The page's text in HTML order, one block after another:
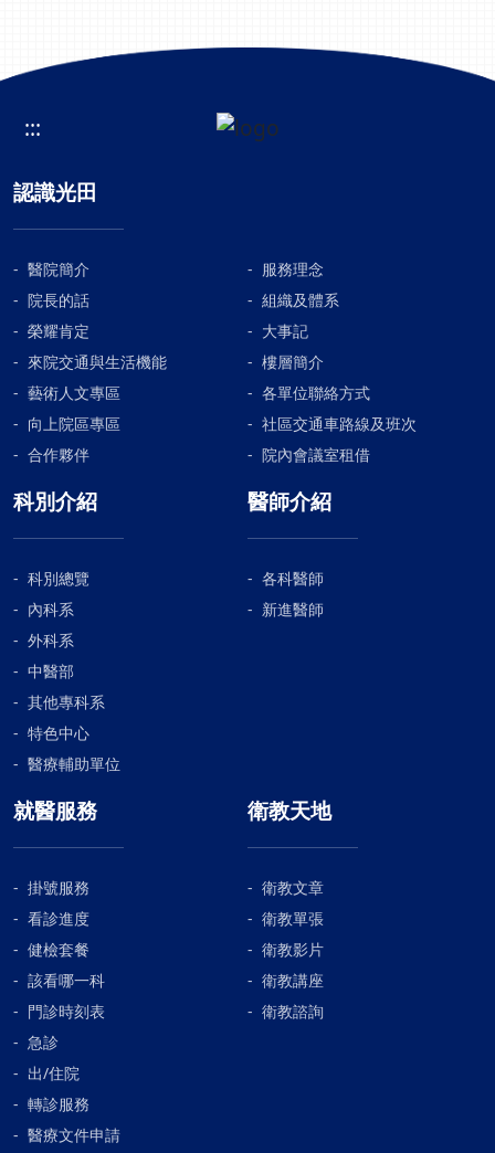
:::
認識光田
醫院簡介
服務理念
院長的話
組織及體系
榮耀肯定
大事記
來院交通與生活機能
樓層簡介
藝術人文專區
各單位聯絡方式
向上院區專區
社區交通車路線及班次
合作夥伴
院內會議室租借
科別介紹
科別總覽
內科系
外科系
中醫部
其他專科系
特色中心
醫療輔助單位
醫師介紹
各科醫師
新進醫師
就醫服務
掛號服務
看診進度
健檢套餐
該看哪一科
門診時刻表
急診
出/住院
轉診服務
醫療文件申請
衛教天地
衛教文章
衛教單張
衛教影片
衛教講座
衛教諮詢